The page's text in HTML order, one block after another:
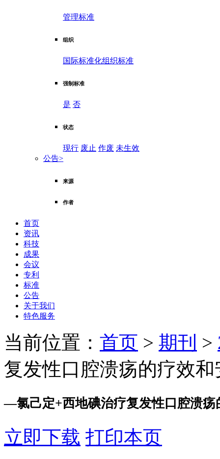
管理标准
组织
国际标准化组织标准
强制标准
是 否
状态
现行 废止 作废 未生效
公告>
来源
作者
首页
资讯
科技
成果
会议
专利
标准
公告
关于我们
特色服务
当前位置： 首页 > 期刊 >
复发性口腔溃疡的疗效
—氯己定+西地碘治疗复发性口腔溃
立即下载 打印本页